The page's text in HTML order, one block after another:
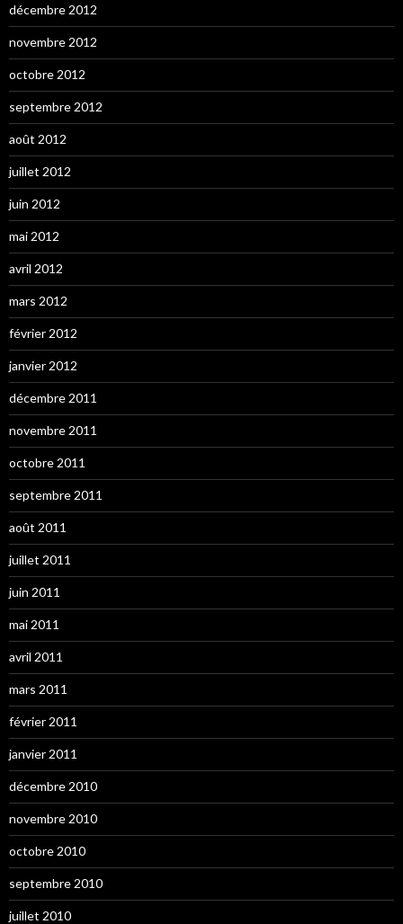
décembre 2012
novembre 2012
octobre 2012
septembre 2012
août 2012
juillet 2012
juin 2012
mai 2012
avril 2012
mars 2012
février 2012
janvier 2012
décembre 2011
novembre 2011
octobre 2011
septembre 2011
août 2011
juillet 2011
juin 2011
mai 2011
avril 2011
mars 2011
février 2011
janvier 2011
décembre 2010
novembre 2010
octobre 2010
septembre 2010
juillet 2010